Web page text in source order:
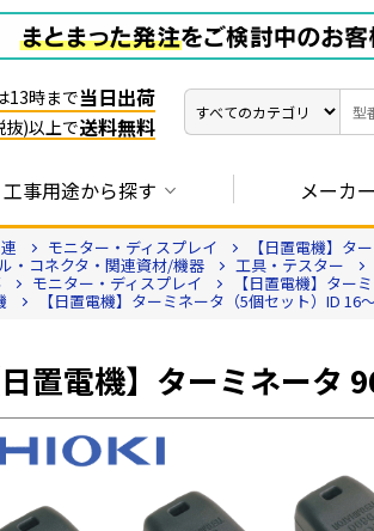
13時まで当日出荷
抜)以上で送料無料
工事用途から探す メーカ
モニター・ディスプレイ 【日置電機】タ
・コネクタ・関連資材/機器 工具・テスター
モニター・ディスプレイ 【日置電機】ター
【日置電機】ターミネータ（5個セット）ID 16
日置電機】ターミネータ